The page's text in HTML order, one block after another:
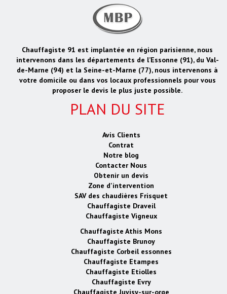
Chauffagiste 91 est implantée en région parisienne, nous
intervenons dans les départements de l’Essonne (91), du Val-
de-Marne (94) et la Seine-et-Marne (77), nous intervenons à
votre domicile ou dans vos locaux professionnels pour vous
proposer le devis le plus juste possible.
PLAN DU SITE
Avis Clients
Contrat
Notre blog
Contacter Nous
Obtenir un devis
Zone d'intervention
SAV des chaudières Frisquet
Chauffagiste Draveil
Chauffagiste Vigneux
Chauffagiste Athis Mons
Chauffagiste Brunoy
Chauffagiste Corbeil essonnes
Chauffagiste Etampes
Chauffagiste Etiolles
Chauffagiste Evry
Chauffagiste Juvisy-sur-orge